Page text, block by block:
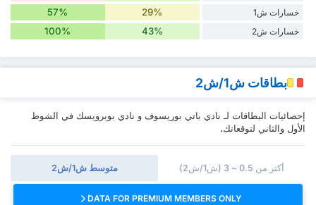
خسارات ش1 29%
57%
خسارات ش2 43%
100%
بطاقات ش1/ش2
إحصائيات البطاقات لـ نادي باتي بوريسوف و نادي بوبرويسك في الشوط
الأول والثاني لتوقعاتك.
متوسط ش1/ش2 أكثر من 0.5 ~ 3 (ش1/ش2)
DATA FOR PREMIUM MEMBERS ONLY